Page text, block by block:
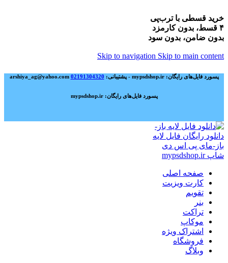
خرید قسطی با ترب‌پی
۴ قسط، بدون کارمزد
بدون ضامن، بدون سود
Skip to navigation Skip to main content
پسورد فایل‌های رایگان: mypsdshop.ir - پشتیبانی: arshiya_ag@yahoo.com 02191304320
پسورد فایل‌های رایگان: mypsdshop.ir
صفحه اصلی
کارت ویزیت
تقویم
بنر
تراکت
موکاپ
اشتراک ویژه
فروشگاه
وبلاگ